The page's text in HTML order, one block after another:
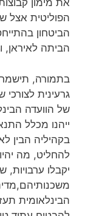
את מימון
הפוליטית אצל
הביטחון
הביתה לאיראן,
בתמורה, תישמר
גרעינית
של הוועדה
ייהנו מכלל
בקהיליה הבין
להחליט, מה
יקבלו
הבינלאומית